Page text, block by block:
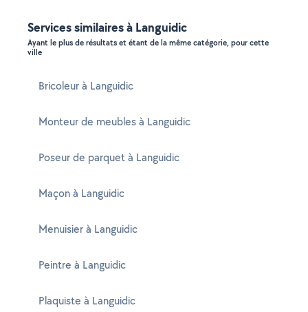
Services similaires à Languidic
Ayant le plus de résultats et étant de la même catégorie, pour cette
ville
Bricoleur à Languidic
Monteur de meubles à Languidic
Poseur de parquet à Languidic
Maçon à Languidic
Menuisier à Languidic
Peintre à Languidic
Plaquiste à Languidic